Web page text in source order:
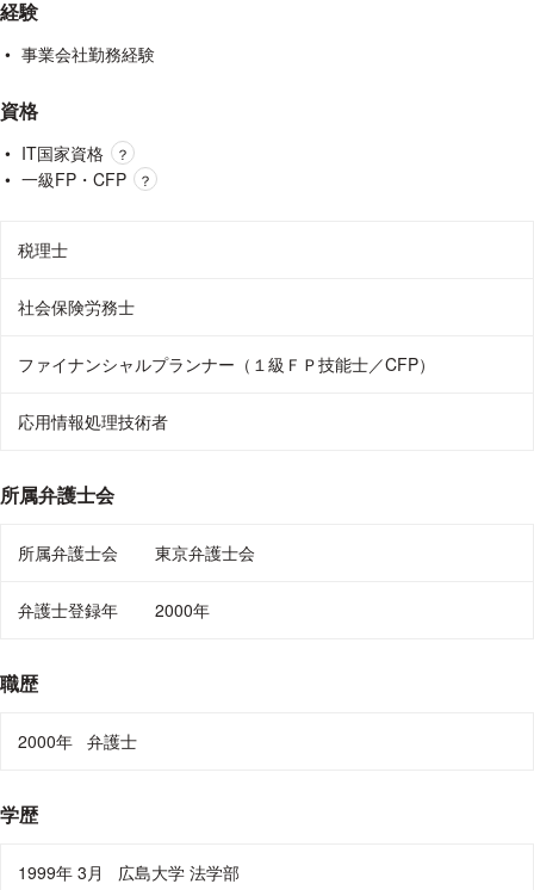
経験
事業会社勤務経験
資格
IT国家資格 ？
一級FP・CFP ？
税理士
社会保険労務士
ファイナンシャルプランナー（１級ＦＰ技能士／CFP）
応用情報処理技術者
所属弁護士会
所属弁護士会 東京弁護士会
弁護士登録年 2000年
職歴
2000年 弁護士
学歴
1999年 3月 広島大学 法学部